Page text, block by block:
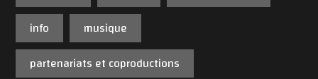
info
musique
partenariats et coproductions